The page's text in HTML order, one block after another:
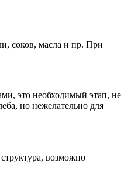
соков, масла и пр. При
это необходимый этап, не
но нежелательно для
возможно